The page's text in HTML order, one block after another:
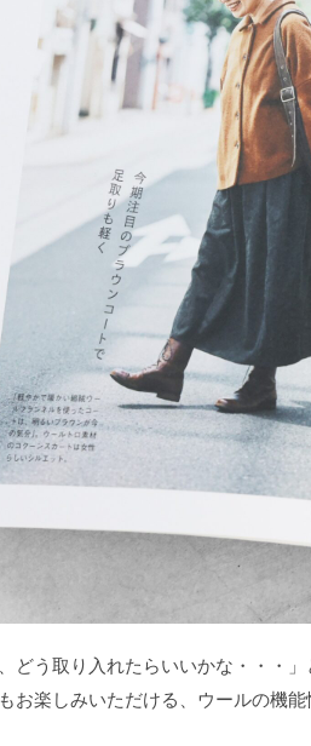
どう取り入れたらいいかな・・・
お楽しみいただける、ウールの機